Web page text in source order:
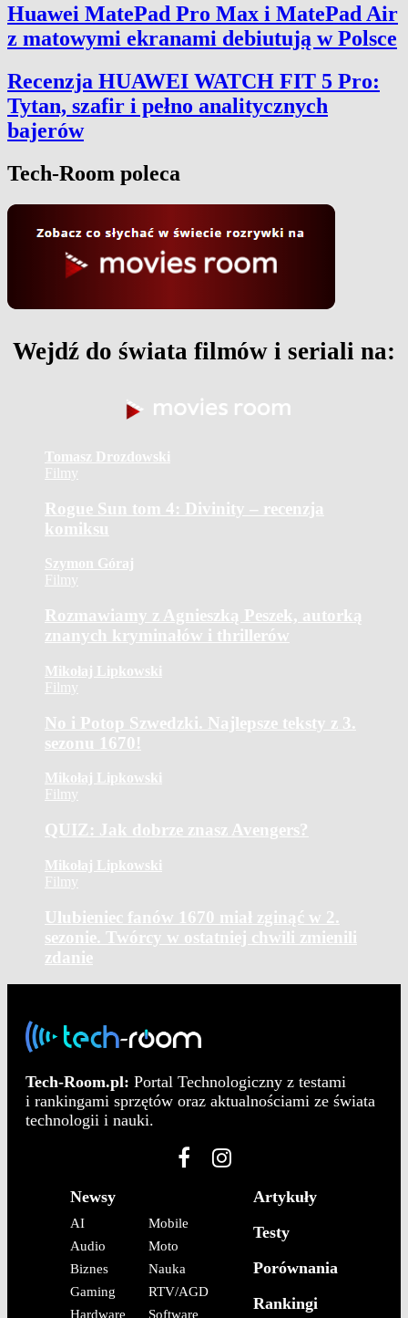
Huawei MatePad Pro Max i MatePad Air
z matowymi ekranami debiutują w Polsce
Recenzja HUAWEI WATCH FIT 5 Pro:
Tytan, szafir i pełno analitycznych
bajerów
Tech-Room poleca
Wejdź do świata filmów i seriali na:
Tomasz Drozdowski
Filmy
Rogue Sun tom 4: Divinity – recenzja
komiksu
Szymon Góraj
Filmy
Rozmawiamy z Agnieszką Peszek, autorką
znanych kryminałów i thrillerów
Mikołaj Lipkowski
Filmy
No i Potop Szwedzki. Najlepsze teksty z 3.
sezonu 1670!
Mikołaj Lipkowski
Filmy
QUIZ: Jak dobrze znasz Avengers?
Mikołaj Lipkowski
Filmy
Ulubieniec fanów 1670 miał zginąć w 2.
sezonie. Twórcy w ostatniej chwili zmienili
zdanie
Tech-Room.pl: Portal Technologiczny z testami
i rankingami sprzętów oraz aktualnościami ze świata
technologii i nauki.
Newsy
AI
Audio
Biznes
Gaming
Hardware
Mobile
Moto
Nauka
RTV/AGD
Software
Artykuły
Testy
Porównania
Rankingi